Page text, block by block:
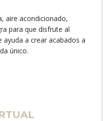
aire acondicionado,
para que disfrute al
a crear acabados a
único.